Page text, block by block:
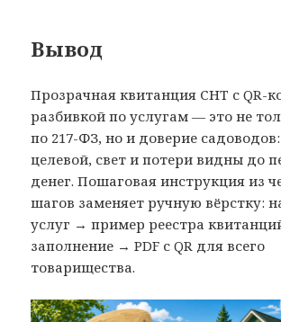
Вывод
Прозрачная квитанция СНТ с QR-
разбивкой по услугам — это не
по 217-ФЗ, но и доверие
целевой, свет и потери видны до
денег. Пошаговая инструкция из
шагов заменяет ручную вёрстку:
услуг → пример реестра
заполнение → PDF с QR для всего
товарищества.